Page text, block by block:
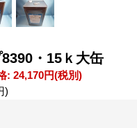
・15ｋ大缶
: 24,170円(税別)
)